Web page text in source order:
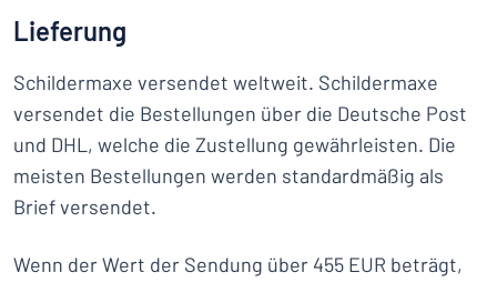
Lieferung
Schildermaxe versendet weltweit. Schildermaxe
versendet die Bestellungen über die Deutsche Post
und DHL, welche die Zustellung gewährleisten. Die
meisten Bestellungen werden standardmäßig als
Brief versendet.
Wenn der Wert der Sendung über 455 EUR beträgt,